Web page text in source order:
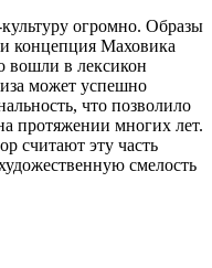
огромно. Образы
концепция Маховика
вошли в лексикон
может успешно
что позволило
протяжении многих лет.
считают эту часть
смелость